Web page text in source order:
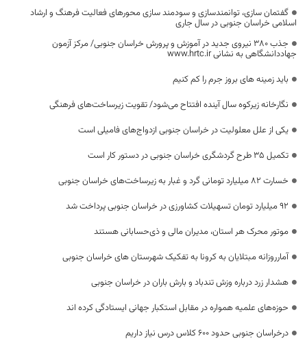
گفتمان سازی، توانمندسازی و سودمند سازی محورهای فعالیت فرهنگ و ارشاد
اسلامی خراسان جنوبی در سال جاری
جذب ۳۸۰ نیروی جدید در آموزش و پرورش خراسان جنوبی/ مرکز آزمون
جهاددانشگاهی به نشانی www.hrtc.ir
باید زمینه های بروز جرم را کم کنیم
نگارخانه زیرکوه سال آینده افتتاح می‌شود/ تقویت زیرساخت‌های فرهنگی
یکی از علل معلولیت در خراسان جنوبی ازدواج‌های فامیلی است
تکمیل ۳۵ طرح گردشگری خراسان جنوبی در دستور کار است
خسارت ۸۲ میلیارد تومانی گرد و غبار به زیرساخت‌های خراسان جنوبی
92 میلیارد تومان تسهیلات کشاورزی در خراسان جنوبی پرداخت شد
موتور محرک هر استان، مدیران مالی و ذی‌حسابانی هستند
آمارروزانه مبتلایان به کرونا به تفکیک شهرستان های خراسان جنوبی
هشدار زرد درباره وزش تندباد و بارش باران در خراسان جنوبی
حوزه‌های علمیه همواره در مقابل استکبار جهانی ایستادگی کرده اند
درخراسان جنوبی حدود ۶۰۰ کلاس درس نیاز داریم